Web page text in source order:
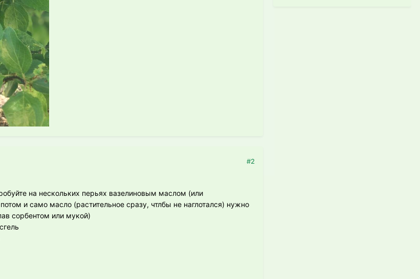
#2
на нескольких перьях вазелиновым маслом (или
и само масло (растительное сразу, чтлбы не наглотался) нужно
сорбентом или мукой)